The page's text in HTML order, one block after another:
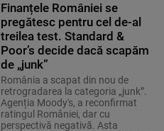
Finanțele României se
pregătesc pentru cel de-al
treilea test. Standard &
Poor’s decide dacă scapăm
de „junk”
România a scapat din nou de
retrogradarea la categoria „junk”.
Agenția Moody's, a reconfirmat
ratingul României, dar cu
perspectivă negativă. Asta